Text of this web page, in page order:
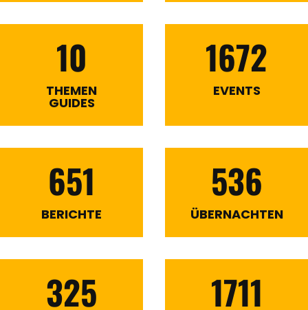
10
THEMEN
GUIDES
1672
EVENTS
651
BERICHTE
536
ÜBERNACHTEN
325 1711